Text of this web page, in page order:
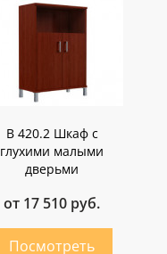
B 420.2 Шкаф с
глухими малыми
дверьми
от 17 510 руб.